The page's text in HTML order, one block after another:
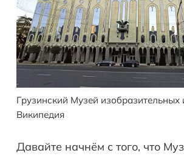
Грузинский Музей изобразительных
Википедия
Давайте начнём с того, что